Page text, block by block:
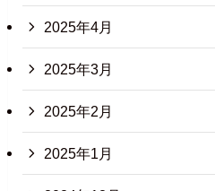
2025年4月
2025年3月
2025年2月
2025年1月